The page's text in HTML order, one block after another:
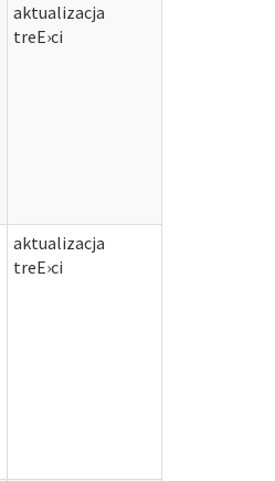
aktualizacja
treЕ›ci
aktualizacja
treЕ›ci